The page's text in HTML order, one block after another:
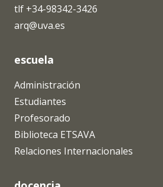
tlf +34-98342-3426
arq@uva.es
escuela
Administración
Estudiantes
Profesorado
Biblioteca ETSAVA
Relaciones Internacionales